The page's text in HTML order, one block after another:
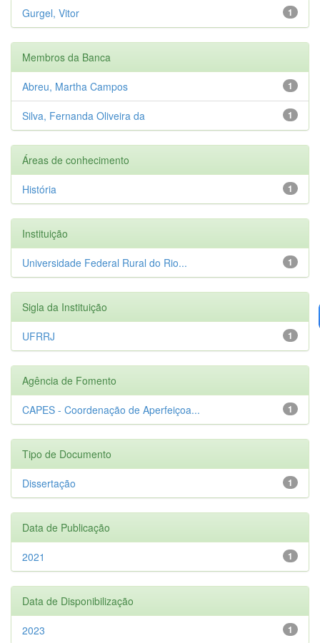
1
Gurgel, Vitor
Membros da Banca
1
Abreu, Martha Campos
1
Silva, Fernanda Oliveira da
Áreas de conhecimento
1
História
Instituição
1
Universidade Federal Rural do Rio...
Sigla da Instituição
1
UFRRJ
Agência de Fomento
1
CAPES - Coordenação de Aperfeiçoa...
Tipo de Documento
1
Dissertação
Data de Publicação
1
2021
Data de Disponibilização
1
2023